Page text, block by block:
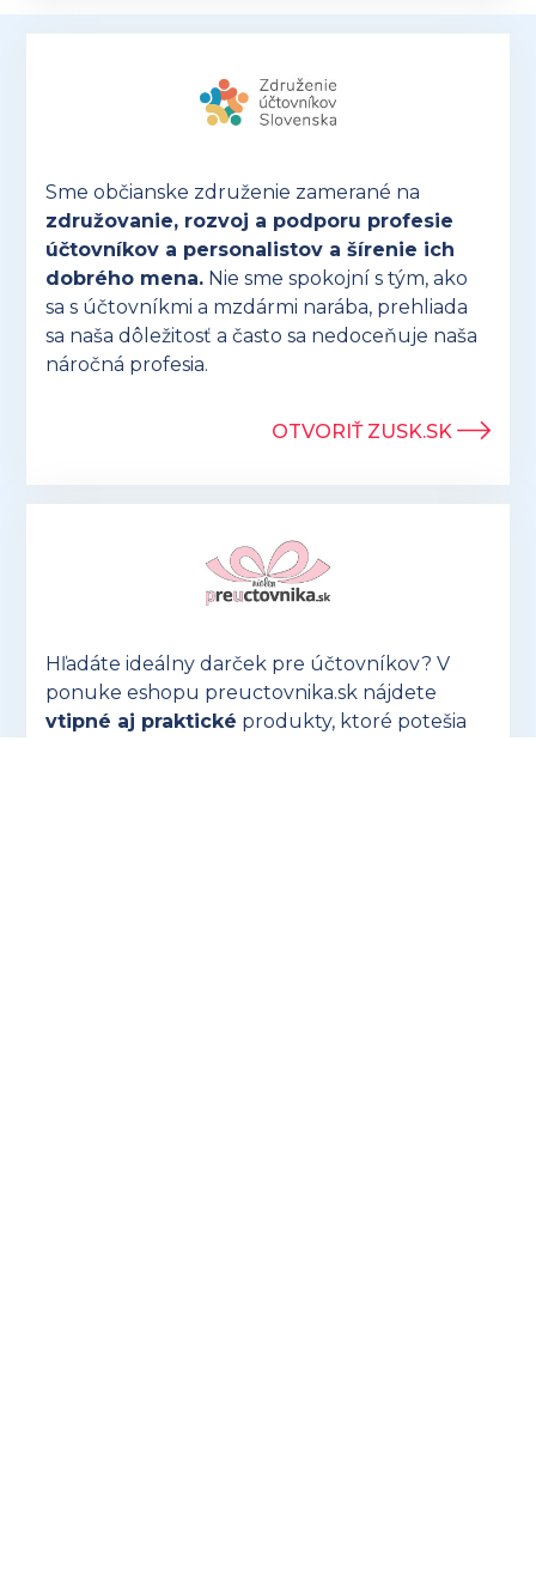
Sme občianske združenie zamerané na
združovanie, rozvoj a podporu profesie
účtovníkov a personalistov a šírenie ich
dobrého mena. Nie sme spokojní s tým, ako
sa s účtovníkmi a mzdármi narába, prehliada
sa naša dôležitosť a často sa nedoceňuje naša
náročná profesia.
OTVORIŤ ZUSK.SK
Hľadáte ideálny darček pre účtovníkov? V
ponuke eshopu preuctovnika.sk nájdete
vtipné aj praktické produkty, ktoré potešia